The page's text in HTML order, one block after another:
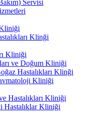
Servisi
Klinği
Kliniği
ve Doğum Kliniği
Hastalıkları Klinği
Kliniği
Hastalıkları Kliniği
Hastalıklar Kliniği